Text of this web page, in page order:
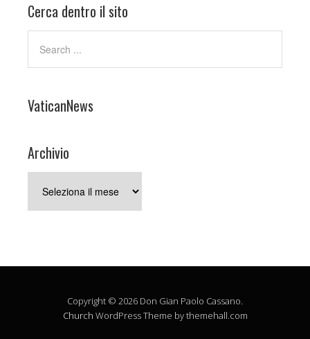
Cerca dentro il sito
VaticanNews
Archivio
Copyright © 2026 Don Gian Paolo Cassano.
Church WordPress Theme by themehall.com